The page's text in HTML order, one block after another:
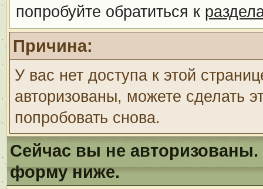
попробуйте обратиться к
Причина:
У вас нет доступа к этой
авторизованы, можете сделать
попробовать снова.
Сейчас вы не авторизованы.
форму ниже.